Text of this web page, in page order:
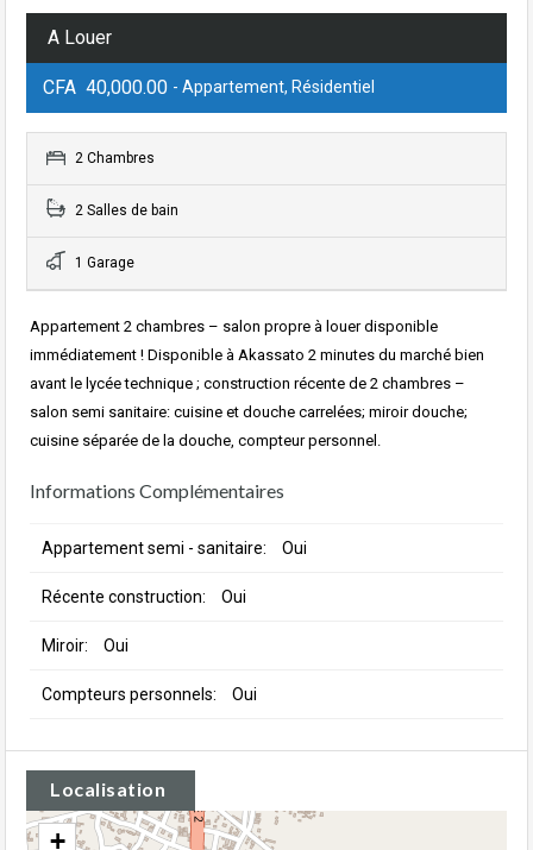
A Louer
CFA 40,000.00 - Appartement, Résidentiel
2 Chambres
2 Salles de bain
1 Garage
Appartement 2 chambres – salon propre à louer disponible
immédiatement ! Disponible à Akassato 2 minutes du marché bien
avant le lycée technique ; construction récente de 2 chambres –
salon semi sanitaire: cuisine et douche carrelées; miroir douche;
cuisine séparée de la douche, compteur personnel.
Informations Complémentaires
Appartement semi - sanitaire: Oui
Récente construction: Oui
Miroir: Oui
Compteurs personnels: Oui
Localisation
+